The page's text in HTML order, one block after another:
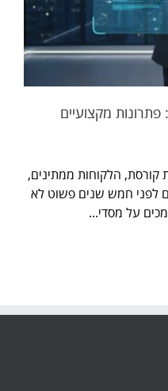
מקצועיים
המערכת קורסת, הלקוחות ממתינים,
לפני חמש שנים פשוט לא